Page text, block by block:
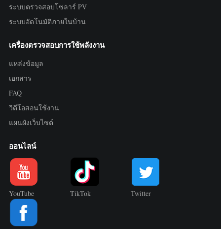
ระบบตรวจสอบโซลาร์ PV
ระบบอัตโนมัติภายในบ้าน
เครื่องตรวจสอบการใช้พลังงาน
แหล่งข้อมูล
เอกสาร
FAQ
วิดีโอสอนใช้งาน
แผนผังเว็บไซต์
ออนไลน์
YouTube TikTok Twitter